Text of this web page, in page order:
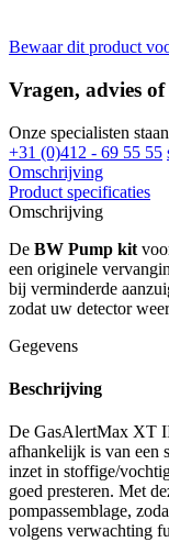
Bewaar dit product
Vragen, advies
Onze specialisten
+31 (0)412 - 69 55 55
Omschrijving
Product specificaties
Omschrijving
De BW Pump kit
een originele
bij verminderde
zodat uw detector
Gegevens
Beschrijving
De GasAlertMax XT
afhankelijk is van een
inzet in stoffige/
goed presteren. Met
pompassemblage,
volgens verwachting